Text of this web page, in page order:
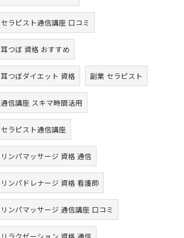
セラピスト通信講座 口コミ
耳つぼ 資格 おすすめ
耳つぼダイエット 資格 副業 セラピスト
通信講座 スキマ時間活用
セラピスト通信講座
リンパマッサージ 資格 通信
リンパドレナージ 資格 看護師
リンパマッサージ 通信講座 口コミ